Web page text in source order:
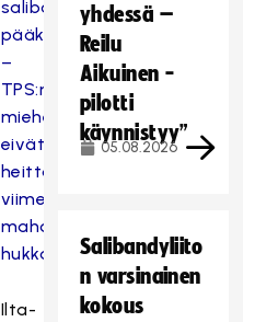
salibandyn
pääkaupunki
–
TPS:n
miehet
eivät
heittäneet
viimeistä
mahdollisuuttaan
hukkaan
Ilta-
yhdessä –
Reilu
Aikuinen -
pilotti
käynnistyy”
05.08.2026
Salibandyliito
n varsinainen
kokous